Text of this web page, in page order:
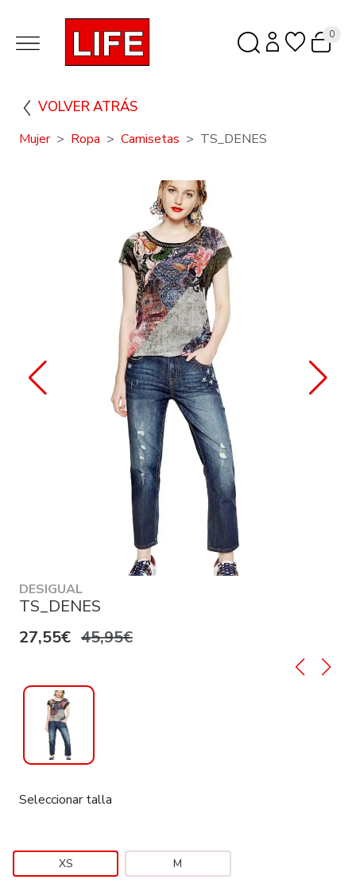
0
VOLVER ATRÁS
Mujer Ropa Camisetas TS_DENES
DESIGUAL
TS_DENES
27,55€ 45,95€
Seleccionar talla
XS M